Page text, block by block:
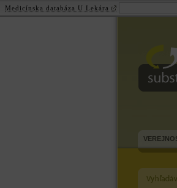
Medicínska databáza U Lekára